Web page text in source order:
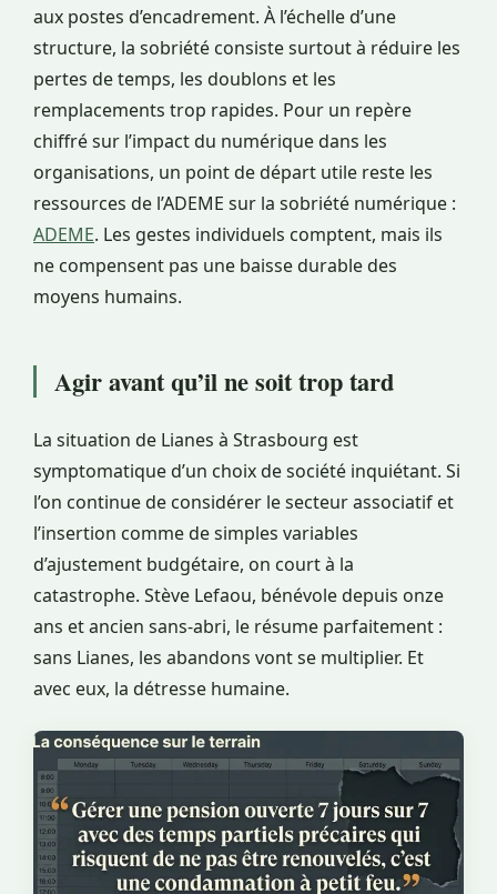
aux postes d’encadrement. À l’échelle d’une
structure, la sobriété consiste surtout à réduire les
pertes de temps, les doublons et les
remplacements trop rapides. Pour un repère
chiffré sur l’impact du numérique dans les
organisations, un point de départ utile reste les
ressources de l’ADEME sur la sobriété numérique :
ADEME. Les gestes individuels comptent, mais ils
ne compensent pas une baisse durable des
moyens humains.
Agir avant qu’il ne soit trop tard
La situation de Lianes à Strasbourg est
symptomatique d’un choix de société inquiétant. Si
l’on continue de considérer le secteur associatif et
l’insertion comme de simples variables
d’ajustement budgétaire, on court à la
catastrophe. Stève Lefaou, bénévole depuis onze
ans et ancien sans-abri, le résume parfaitement :
sans Lianes, les abandons vont se multiplier. Et
avec eux, la détresse humaine.